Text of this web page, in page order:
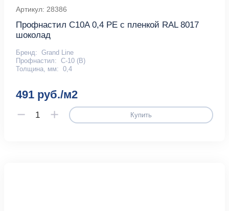
Артикул: 28386
Профнастил С10A 0,4 PE с пленкой RAL 8017
шоколад
Бренд: Grand Line
Профнастил: С-10 (В)
Толщина, мм: 0,4
491 руб./м2
Купить